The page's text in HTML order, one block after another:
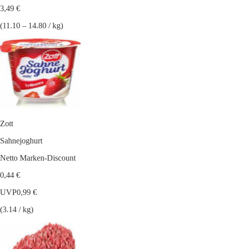
3,49 €
(11.10 – 14.80 / kg)
Zott
Sahnejoghurt
Netto Marken-Discount
0,44 €
UVP0,99 €
(3.14 / kg)